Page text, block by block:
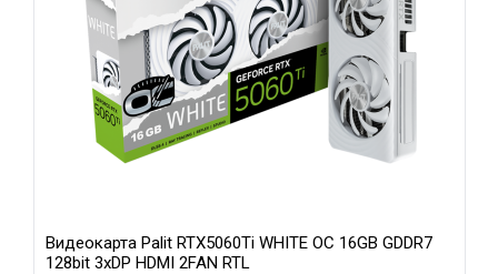
Видеокарта Palit RTX5060Ti WHITE OC 16GB GDDR7
128bit 3xDP HDMI 2FAN RTL